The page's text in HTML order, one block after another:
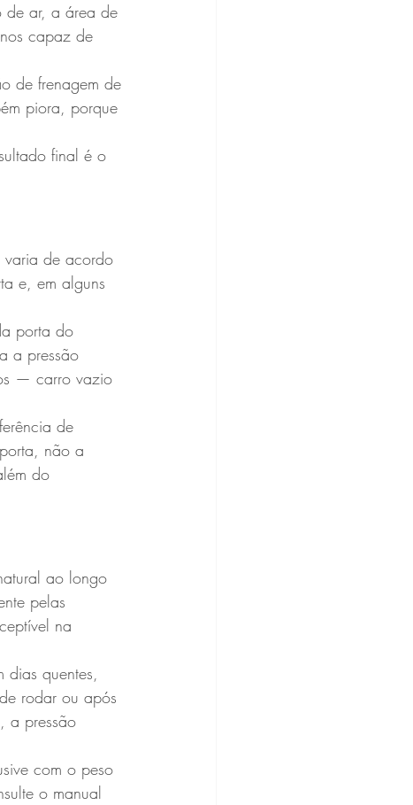
de ar, a área de
capaz de
de frenagem de
piora, porque
final é o
varia de acordo
e, em alguns
porta do
a pressão
— carro vazio
de
não a
do
ao longo
pelas
na
dias quentes,
rodar ou após
a pressão
com o peso
o manual